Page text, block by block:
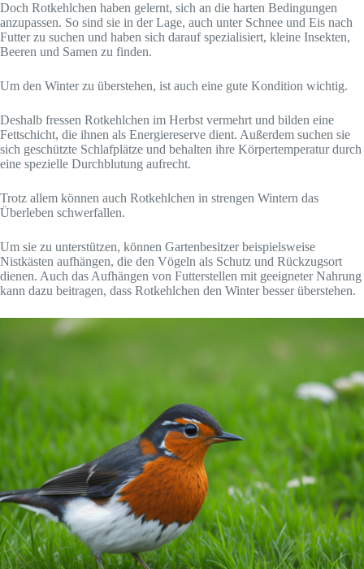
Doch Rotkehlchen haben gelernt, sich an die harten Bedingungen
anzupassen. So sind sie in der Lage, auch unter Schnee und Eis nach
Futter zu suchen und haben sich darauf spezialisiert, kleine Insekten,
Beeren und Samen zu finden.
Um den Winter zu überstehen, ist auch eine gute Kondition wichtig.
Deshalb fressen Rotkehlchen im Herbst vermehrt und bilden eine
Fettschicht, die ihnen als Energiereserve dient. Außerdem suchen sie
sich geschützte Schlafplätze und behalten ihre Körpertemperatur durch
eine spezielle Durchblutung aufrecht.
Trotz allem können auch Rotkehlchen in strengen Wintern das
Überleben schwerfallen.
Um sie zu unterstützen, können Gartenbesitzer beispielsweise
Nistkästen aufhängen, die den Vögeln als Schutz und Rückzugsort
dienen. Auch das Aufhängen von Futterstellen mit geeigneter Nahrung
kann dazu beitragen, dass Rotkehlchen den Winter besser überstehen.